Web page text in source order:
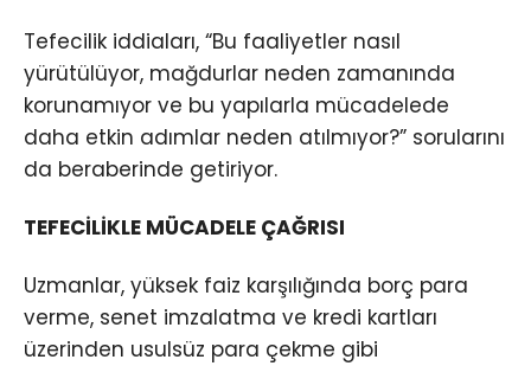
Tefecilik iddiaları, “Bu faaliyetler nasıl
yürütülüyor, mağdurlar neden zamanında
korunamıyor ve bu yapılarla mücadelede
daha etkin adımlar neden atılmıyor?” sorularını
da beraberinde getiriyor.
TEFECİLİKLE MÜCADELE ÇAĞRISI
Uzmanlar, yüksek faiz karşılığında borç para
verme, senet imzalatma ve kredi kartları
üzerinden usulsüz para çekme gibi